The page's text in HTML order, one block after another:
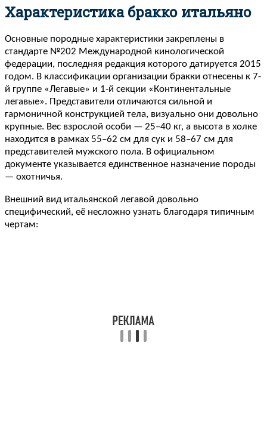
Характеристика бракко итальяно
Основные породные характеристики закреплены в
стандарте №202 Международной кинологической
федерации, последняя редакция которого датируется 2015
годом. В классификации организации бракки отнесены к 7-
й группе «Легавые» и 1-й секции «Континентальные
легавые». Представители отличаются сильной и
гармоничной конструкцией тела, визуально они довольно
крупные. Вес взрослой особи — 25–40 кг, а высота в холке
находится в рамках 55–62 см для сук и 58–67 см для
представителей мужского пола. В официальном
документе указывается единственное назначение породы
— охотничья.
Внешний вид итальянской легавой довольно
специфический, её несложно узнать благодаря типичным
чертам: